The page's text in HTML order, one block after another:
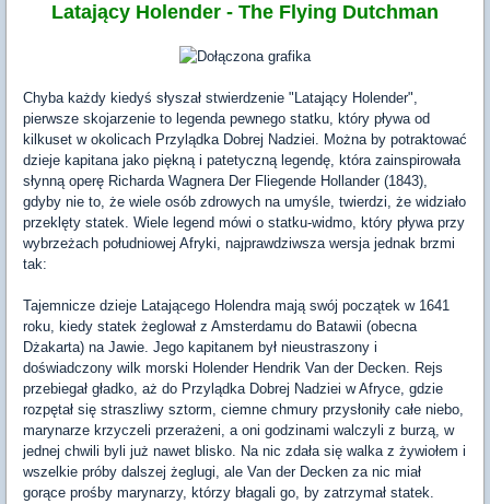
Latający Holender - The Flying Dutchman
Chyba każdy kiedyś słyszał stwierdzenie "Latający Holender",
pierwsze skojarzenie to legenda pewnego statku, który pływa od
kilkuset w okolicach Przylądka Dobrej Nadziei. Można by potraktować
dzieje kapitana jako piękną i patetyczną legendę, która zainspirowała
słynną operę Richarda Wagnera Der Fliegende Hollander (1843),
gdyby nie to, że wiele osób zdrowych na umyśle, twierdzi, że widziało
przeklęty statek. Wiele legend mówi o statku-widmo, który pływa przy
wybrzeżach południowej Afryki, najprawdziwsza wersja jednak brzmi
tak:
Tajemnicze dzieje Latającego Holendra mają swój początek w 1641
roku, kiedy statek żeglował z Amsterdamu do Batawii (obecna
Dżakarta) na Jawie. Jego kapitanem był nieustraszony i
doświadczony wilk morski Holender Hendrik Van der Decken. Rejs
przebiegał gładko, aż do Przylądka Dobrej Nadziei w Afryce, gdzie
rozpętał się straszliwy sztorm, ciemne chmury przysłoniły całe niebo,
marynarze krzyczeli przerażeni, a oni godzinami walczyli z burzą, w
jednej chwili byli już nawet blisko. Na nic zdała się walka z żywiołem i
wszelkie próby dalszej żeglugi, ale Van der Decken za nic miał
gorące prośby marynarzy, którzy błagali go, by zatrzymał statek.